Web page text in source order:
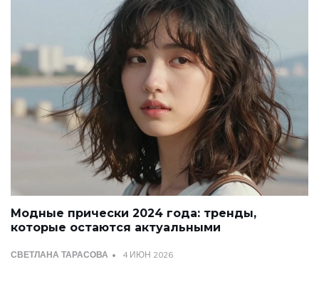
Модные прически 2024 года: тренды,
которые остаются актуальными
СВЕТЛАНА ТАРАСОВА 4 ИЮН 2026